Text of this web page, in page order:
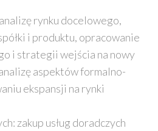
rynku docelowego,
i produktu, opracowanie
i strategii wejścia na nowy
aspektów formalno-
ekspansji na rynki
zakup usług doradczych